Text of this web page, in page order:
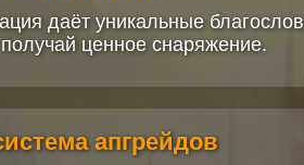
даёт уникальные
ценное снаряжение.
апгрейдов